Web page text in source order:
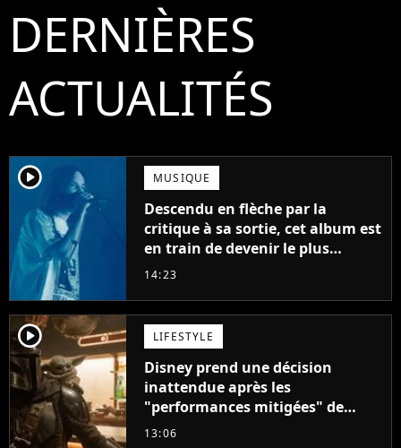
DERNIÈRES
ACTUALITÉS
player2 MUSIQUE
Descendu en flèche par la
critique à sa sortie, cet album est
en train de devenir le plus
populaire de son auteur
14:23
player2 LIFESTYLE
Disney prend une décision
inattendue après les
"performances mitigées" de
Vaiana et The Mandalorian &
13:06